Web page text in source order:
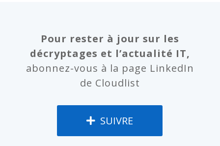
Pour rester à jour sur les
décryptages et l’actualité IT,
abonnez-vous à la page LinkedIn
de Cloudlist
SUIVRE